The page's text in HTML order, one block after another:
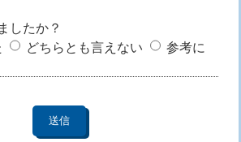
したか？
どちらとも言えない
参考に